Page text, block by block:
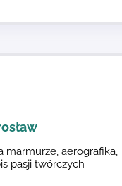
marmurze, aerografika,
pasji twórczych